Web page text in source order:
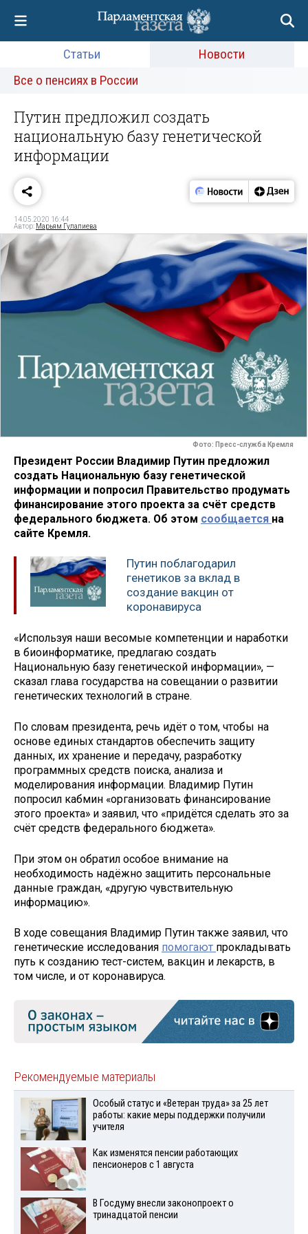
Статьи
Новости
Все о пенсиях в России
Путин предложил создать
национальную базу генетической
информации
14.05.2020 16:44
Автор: Марьям Гулалиева
Фото: Пресс-служба Кремля
Президент России Владимир Путин предложил
создать Национальную базу генетической
информации и попросил Правительство продумать
финансирование этого проекта за счёт средств
федерального бюджета. Об этом сообщается на
сайте Кремля.
Путин поблагодарил
генетиков за вклад в
создание вакцин от
коронавируса
«Используя наши весомые компетенции и наработки
в биоинформатике, предлагаю создать
Национальную базу генетической информации», —
сказал глава государства на совещании о развитии
генетических технологий в стране.
По словам президента, речь идёт о том, чтобы на
основе единых стандартов обеспечить защиту
данных, их хранение и передачу, разработку
программных средств поиска, анализа и
моделирования информации. Владимир Путин
попросил кабмин «организовать финансирование
этого проекта» и заявил, что «придётся сделать это за
счёт средств федерального бюджета».
При этом он обратил особое внимание на
необходимость надёжно защитить персональные
данные граждан, «другую чувствительную
информацию».
В ходе совещания Владимир Путин также заявил, что
генетические исследования помогают прокладывать
путь к созданию тест-систем, вакцин и лекарств, в
том числе, и от коронавируса.
Рекомендуемые материалы
Особый статус и «Ветеран труда» за 25 лет
работы: какие меры поддержки получили
учителя
Как изменятся пенсии работающих
пенсионеров с 1 августа
В Госдуму внесли законопроект о
тринадцатой пенсии